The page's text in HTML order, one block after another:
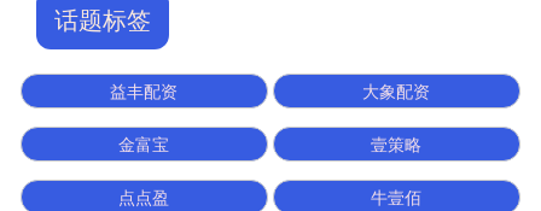
话题标签
益丰配资 大象配资
金富宝 壹策略
点点盈 牛壹佰